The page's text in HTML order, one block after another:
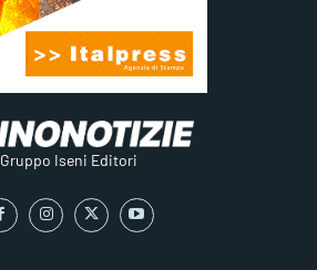
Gruppo Iseni Editori